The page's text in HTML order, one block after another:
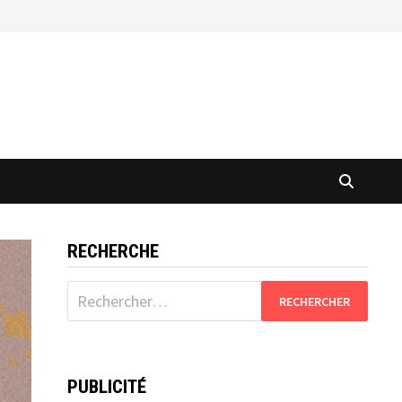
RECHERCHE
Rechercher :
PUBLICITÉ